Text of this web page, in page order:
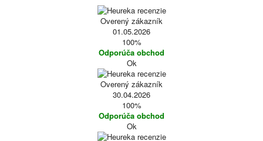
Overený zákazník
01.05.2026
100%
Odporúča obchod
Ok
Overený zákazník
30.04.2026
100%
Odporúča obchod
Ok